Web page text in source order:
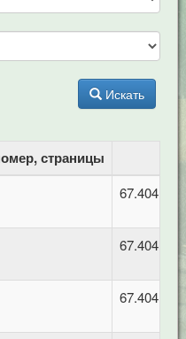
Искать
страницы
67.404.2
67.404.2
67.404.3